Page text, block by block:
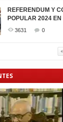
REFERENDUM Y
POPULAR 2024 EN
3631 0
TRIUNFO DE...
MIRA.EC FUE
GALARDONADA